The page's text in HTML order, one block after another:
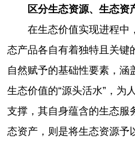
区分生态资源、生态资
在生态价值实现进程中
态产品各自有着独特且关键
自然赋予的基础性要素，涵
生态价值的“源头活水”，为
支撑，其自身蕴含的生态服
态资产，则是将生态资源予